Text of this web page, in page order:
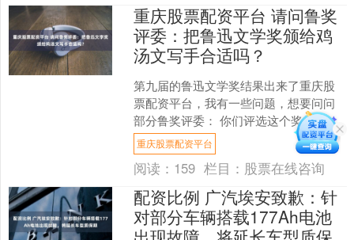
重庆股票配资平台 请问鲁奖
评委：把鲁迅文学奖颁给鸡
汤文写手合适吗？
第九届的鲁迅文学奖结果出来了重庆股
票配资平台，我有一些问题，想要问问
部分鲁奖评委： 你们评选这个奖是为了
例行公事，还是真的觉得这些作者身上
具备鲁迅精神？ 你们身....
重庆股票配资平台
阅读： 159 栏目： 股票在线咨询
配资比例 广汽埃安致歉：针
对部分车辆搭载177Ah电池